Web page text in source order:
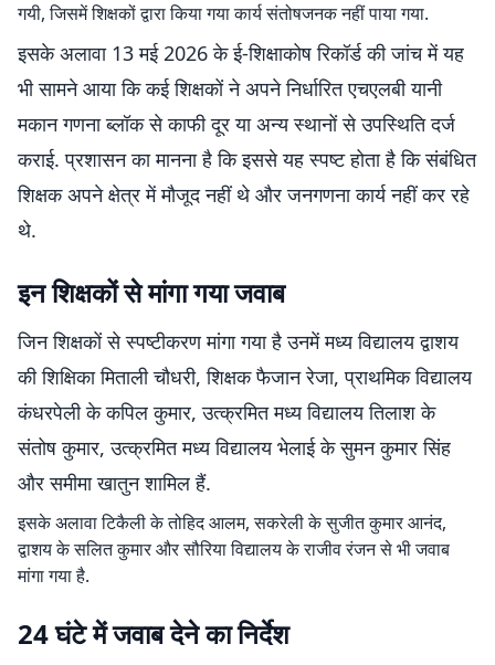
गयी, जिसमें शिक्षकों द्वारा किया गया कार्य संतोषजनक नहीं पाया गया.
इसके अलावा 13 मई 2026 के ई-शिक्षाकोष रिकॉर्ड की जांच में यह
भी सामने आया कि कई शिक्षकों ने अपने निर्धारित एचएलबी यानी
मकान गणना ब्लॉक से काफी दूर या अन्य स्थानों से उपस्थिति दर्ज
कराई. प्रशासन का मानना है कि इससे यह स्पष्ट होता है कि संबंधित
शिक्षक अपने क्षेत्र में मौजूद नहीं थे और जनगणना कार्य नहीं कर रहे
थे.
इन शिक्षकों से मांगा गया जवाब
जिन शिक्षकों से स्पष्टीकरण मांगा गया है उनमें मध्य विद्यालय द्वाशय
की शिक्षिका मिताली चौधरी, शिक्षक फैजान रेजा, प्राथमिक विद्यालय
कंधरपेली के कपिल कुमार, उत्क्रमित मध्य विद्यालय तिलाश के
संतोष कुमार, उत्क्रमित मध्य विद्यालय भेलाई के सुमन कुमार सिंह
और समीमा खातुन शामिल हैं.
इसके अलावा टिकैली के तोहिद आलम, सकरेली के सुजीत कुमार आनंद,
द्वाशय के सलित कुमार और सौरिया विद्यालय के राजीव रंजन से भी जवाब
मांगा गया है.
24 घंटे में जवाब देने का निर्देश